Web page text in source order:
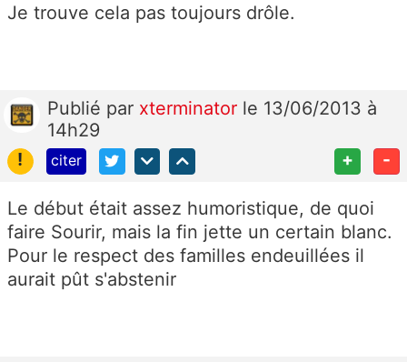
Je trouve cela pas toujours drôle.
Publié par xterminator le 13/06/2013 à
14h29
!
citer + -
Le début était assez humoristique, de quoi
faire Sourir, mais la fin jette un certain blanc.
Pour le respect des familles endeuillées il
aurait pût s'abstenir